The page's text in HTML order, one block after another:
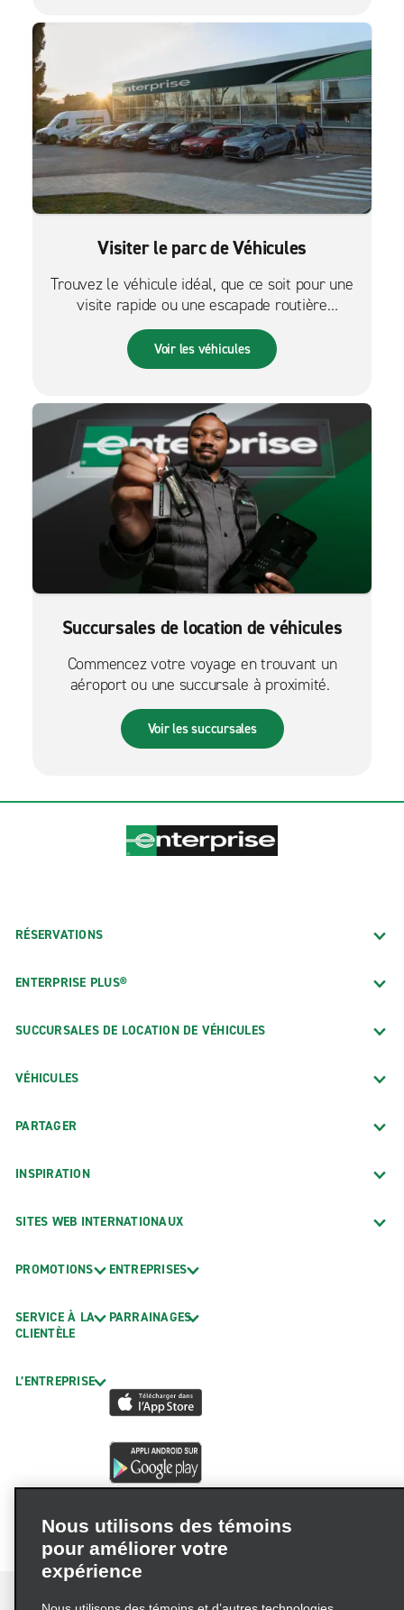
Visiter le parc de Véhicules
Trouvez le véhicule idéal, que ce soit pour une
visite rapide ou une escapade routière
palpitante.
Voir les véhicules
Succursales de location de véhicules
Commencez votre voyage en trouvant un
aéroport ou une succursale à proximité.
Voir les succursales
RÉSERVATIONS
ENTERPRISE PLUS®
SUCCURSALES DE LOCATION DE VÉHICULES
VÉHICULES
PARTAGER
INSPIRATION
SITES WEB INTERNATIONAUX
PROMOTIONS
SERVICE À LA
CLIENTÈLE
L’ENTREPRISE
ENTREPRISES
PARRAINAGES
Nous utilisons des témoins
pour améliorer votre
expérience